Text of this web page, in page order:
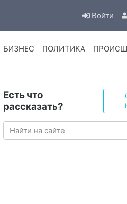
Войти
БИЗНЕС ПОЛИТИКА
Есть что
рассказать?